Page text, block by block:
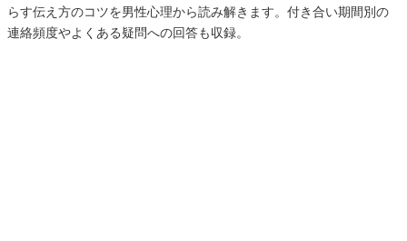
らす伝え方のコツを男性心理から読み解きます。付き合い期間別の
連絡頻度やよくある疑問への回答も収録。